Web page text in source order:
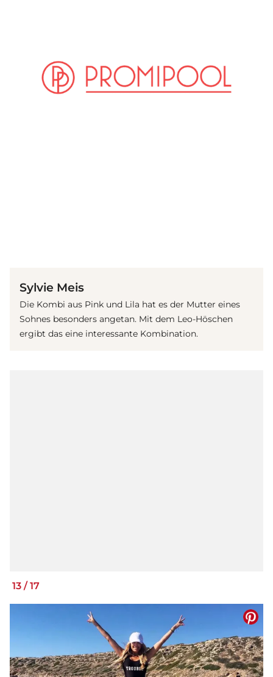
Sylvie Meis
Die Kombi aus Pink und Lila hat es der Mutter eines
Sohnes besonders angetan. Mit dem Leo-Höschen
ergibt das eine interessante Kombination.
13 /17